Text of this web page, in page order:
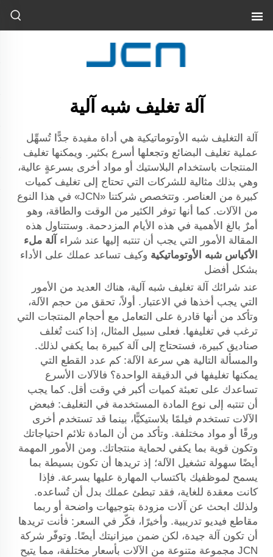
آلة تغليف شبه آلية
آلة التغليف شبه الأوتوماتيكية هي أداة مفيدة جدًّا تُسهِّل
عملية تغليف البضائع وتجعلها أسرع بكثير. ويمكنها تغليف
المنتجات باستخدام البلاستيك أو مواد أخرى بسرعةٍ عالية،
وهي بذلك مثالية للشركات التي تحتاج إلى تغليف كميات
كبيرة من العناصر. وتتخصص شركتنا «JCN» في هذا النوع
من الآلات. كما أنها توفر الكثير من الوقت والطاقة، وهو
أمرٌ بالغ الأهمية في هذه الأيام المزدحمة. وستتناول هذه
المقالة الأمور التي يجب أن تنتبه إليها عند شراء آلة ملء
الأكياس شبه الأوتوماتيكية وكيف تساعد عملك على الأداء
بشكل أفضل
عند شرائك آلة تغليف شبه آلية، هناك العديد من الأمور
التي يجب أخذها في الاعتبار. أولاً، تحقق من حجم الآلة،
وتأكد من أنها قادرة على التعامل مع أحجام المنتجات التي
ترغب في تغليفها. فعلى سبيل المثال، إذا كنت تُغلف
صناديق كبيرة، فستحتاج إلى آلة كبيرة بما يكفي لذلك.
والمسألة التالية هي سرعة الآلة: كم عدد القطع التي
يمكنها تغليفها في الدقيقة الواحدة؟ فالآلات الأسرع
تساعدك على تعبئة كميات أكبر في وقت أقل. كما يجب
أن تنتبه إلى نوع المادة المستخدمة في التغليف: فبعض
الآلات تستخدم فيلمًا بلاستيكيًّا، بينما قد تستخدم أخرى
ورقًا أو مواد مختلفة. وتأكد من أن المادة تلائم احتياجاتك
وتكون قوية بما يكفي لحماية منتجاتك. ومن الأمور المهمة
أيضًا سهولة تشغيل الآلة؛ إذ تريدها أن تكون بسيطة بما
يسمح لموظفيك باكتساب المهارة عليها بسرعة. فإذا
كانت معقدة للغاية، فقد تبطئ عملك بدل أن تُساعده.
ولذلك ابحث عن آلات مزودة بتوجيهات واضحة أو ربما
مقاطع فيديو تدريبية. وأخيرًا، فكّر في السعر: فأنت تريدها
أن تكون آلة جيدة، لكن ضمن ميزانيتك أيضًا. وتوفّر شركة
JCN مجموعة متنوعة من الآلات بأسعار مختلفة، مما يتيح